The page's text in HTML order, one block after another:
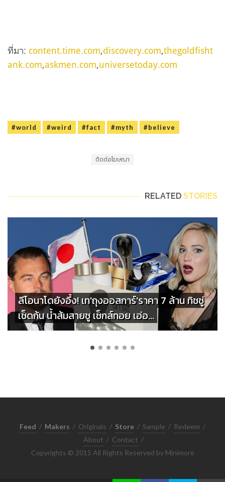
ที่มา: content.time.com,discovery.com,thegoldfisht
ank.com,askmen.com,universetoday.com
#world #weird #fact #myth #believe
ติดต่อโฆษณา
RELATED STORIES
ลีโอนาโดยังอึ้ง! เท'ถุงออสการ์'ราคา 7 ล้าน ทิชชู่
เช็ดก้น น้ำส้มสายชู เซ็กส์ทอย เอ่อ...
Feed / Makers / Originals / Store / Sample / Redeem /
About / Contact /
Copyrights © 2015 All Rights Reserved by Minimore